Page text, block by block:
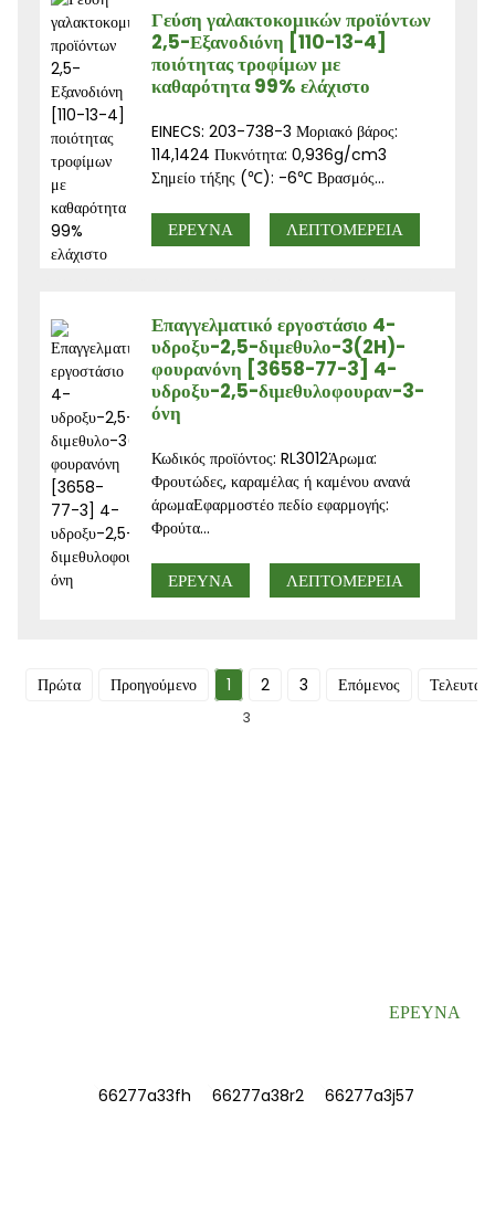
Γεύση γαλακτοκομικών προϊόντων
2,5-Εξανοδιόνη [110-13-4]
ποιότητας τροφίμων με
καθαρότητα 99% ελάχιστο
EINECS: 203-738-3 Μοριακό βάρος:
114,1424 Πυκνότητα: 0,936g/cm3
Σημείο τήξης (℃): -6℃ Βρασμός...
ΕΡΕΥΝΑ ΛΕΠΤΟΜΈΡΕΙΑ
Επαγγελματικό εργοστάσιο 4-
υδροξυ-2,5-διμεθυλο-3(2H)-
φουρανόνη [3658-77-3] 4-
υδροξυ-2,5-διμεθυλοφουραν-3-
όνη
Κωδικός προϊόντος: RL3012Άρωμα:
Φρουτώδες, καραμέλας ή καμένου ανανά
άρωμαΕφαρμοστέο πεδίο εφαρμογής:
Φρούτα...
ΕΡΕΥΝΑ ΛΕΠΤΟΜΈΡΕΙΑ
Πρώτα Προηγούμενο 1 2 3 Επόμενος
3
ΕΡΕΥΝΑ